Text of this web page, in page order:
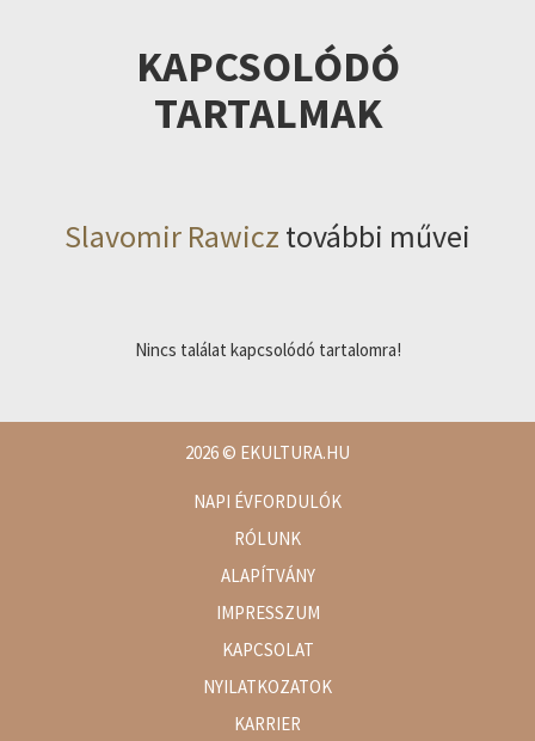
KAPCSOLÓDÓ
TARTALMAK
Slavomir Rawicz további művei
Nincs találat kapcsolódó tartalomra!
2026© EKULTURA.HU
NAPI ÉVFORDULÓK
RÓLUNK
ALAPÍTVÁNY
IMPRESSZUM
KAPCSOLAT
NYILATKOZATOK
KARRIER